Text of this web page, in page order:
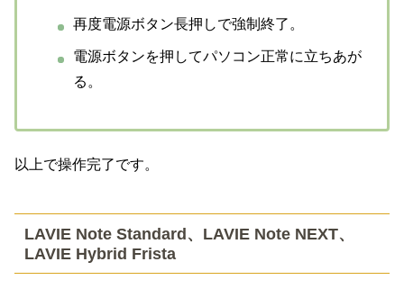
再度電源ボタン長押しで強制終了。
電源ボタンを押してパソコン正常に立ちあが
る。
以上で操作完了です。
LAVIE Note Standard、LAVIE Note NEXT、
LAVIE Hybrid Frista